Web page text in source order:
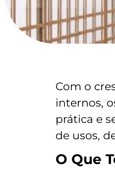
Com o
internos,
prática e
de usos,
O Que